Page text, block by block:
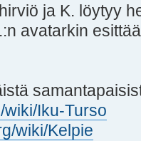
ja K. löytyy
avatarkin
wiki/Iku-Turso
wiki/Kelpie